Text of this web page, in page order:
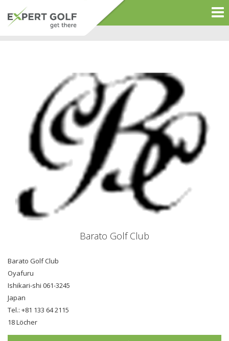
Barato Golf Club
Barato Golf Club
Oyafuru
Ishikari-shi 061-3245
Japan
Tel.: +81 133 64 2115
18 Löcher